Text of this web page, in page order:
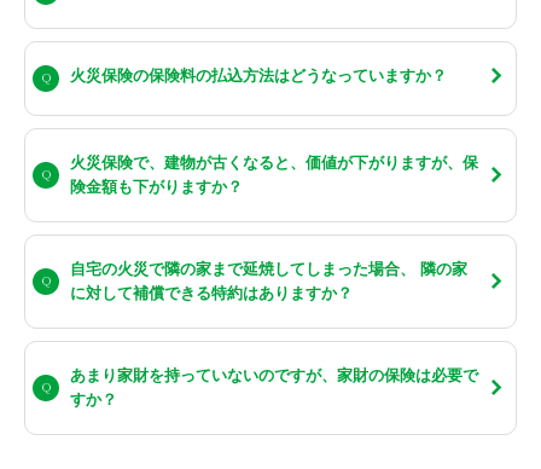
火災保険の保険料の払込方法はどうなっていますか？
火災保険で、建物が古くなると、価値が下がりますが、保
険金額も下がりますか？
自宅の火災で隣の家まで延焼してしまった場合、 隣の家
に対して補償できる特約はありますか？
あまり家財を持っていないのですが、家財の保険は必要で
すか？